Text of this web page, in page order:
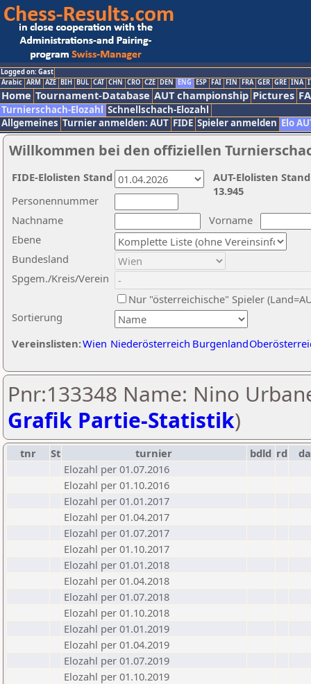
Logged on: Gast
Arabic ARM AZE BIH BUL CAT CHN CRO CZE DEN ENG ESP FAI FIN FRA GER GRE INA
Home Tournament-Database AUT championship Pictures
Turnierschach-Elozahl Schnellschach-Elozahl
Allgemeines Turnier anmelden: AUT FIDE Spieler anmelden Elo
Willkommen bei den offiziellen
Nachname
Vorname
Ebene
Sortierung
Personennummer
Bundesland
Spgem./Kreis/Verein
Nur "österreichische" Spieler
Vereinslisten:Wien Niederösterreich Burgenland
AUT-Elolisten
13.945
FIDE-Elolisten Stand
Pnr:133348 Name: Nino
Grafik Partie-Statistik)
tnr St turnier bdld rd
Elozahl per 01.07.2016
Elozahl per 01.10.2016
Elozahl per 01.01.2017
Elozahl per 01.04.2017
Elozahl per 01.07.2017
Elozahl per 01.10.2017
Elozahl per 01.01.2018
Elozahl per 01.04.2018
Elozahl per 01.07.2018
Elozahl per 01.10.2018
Elozahl per 01.01.2019
Elozahl per 01.04.2019
Elozahl per 01.07.2019
Elozahl per 01.10.2019